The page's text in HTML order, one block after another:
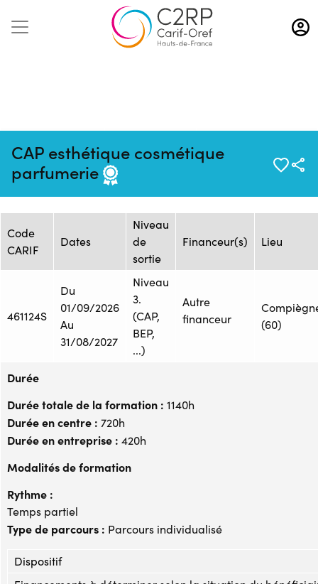
Aller
au
contenu
CAP esthétique cosmétique
parfumerie
21/11/2025
1470086
Formation Plus
Session de formation
Code
CARIF
Dates
Niveau
de
sortie
Financeur(s) Lieu
461124S
Du
01/09/2026
Au
31/08/2027
Niveau
3.
(CAP,
BEP,
...)
Autre
financeur
(60)
Durée
Durée totale de la formation : 1140h
Durée en centre : 720h
Durée en entreprise : 420h
Modalités de formation
Rythme :
Temps partiel
Type de parcours : Parcours individualisé
Dispositif